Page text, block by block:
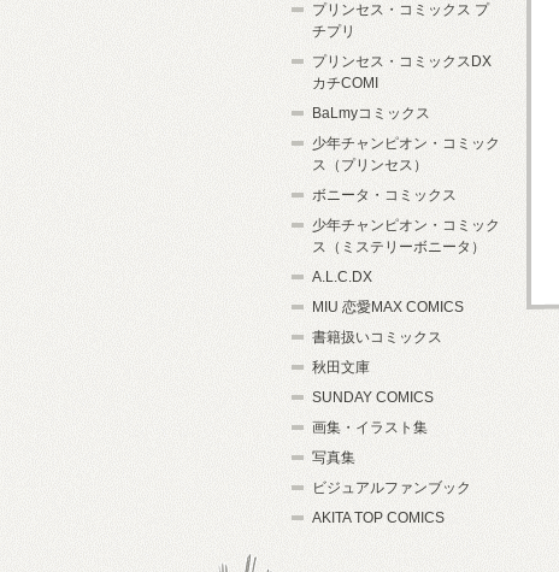
プリンセス・コミックス プ
チプリ
プリンセス・コミックスDX
カチCOMI
BaLmyコミックス
少年チャンピオン・コミック
ス（プリンセス）
ボニータ・コミックス
少年チャンピオン・コミック
ス（ミステリーボニータ）
A.L.C.DX
MIU 恋愛MAX COMICS
書籍扱いコミックス
秋田文庫
SUNDAY COMICS
画集・イラスト集
写真集
ビジュアルファンブック
AKITA TOP COMICS